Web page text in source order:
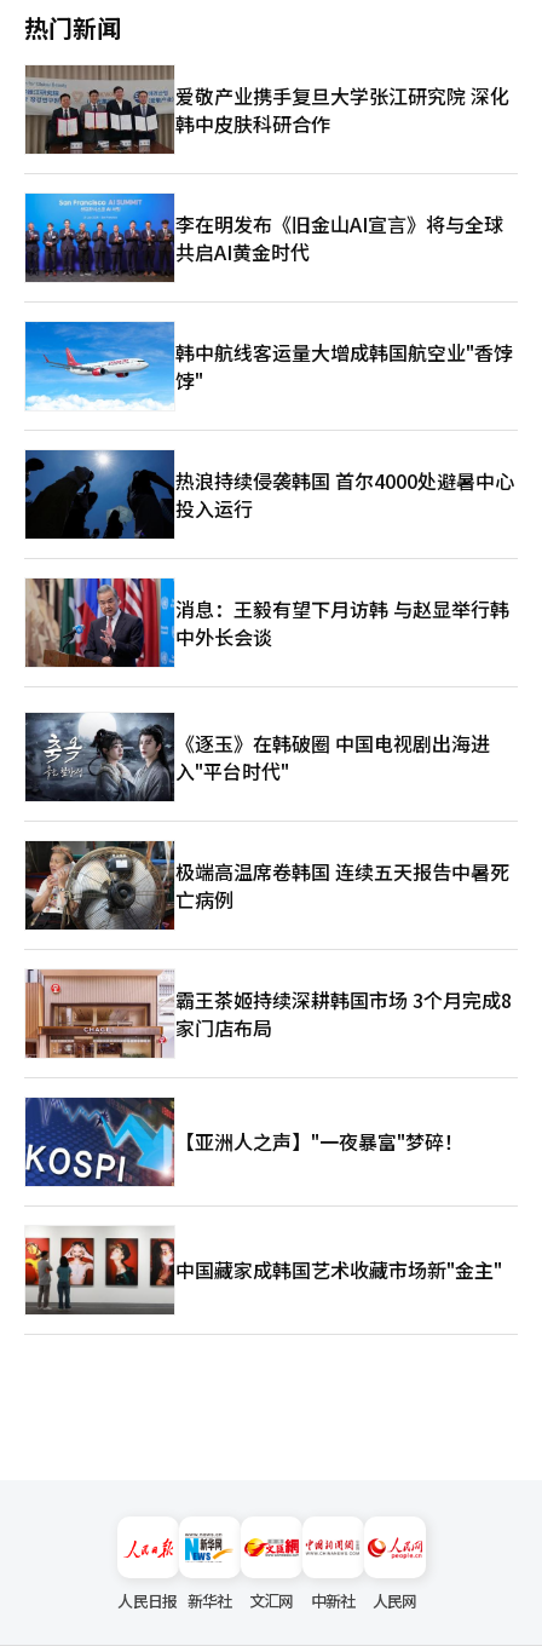
数据中心及尖端产业投资，叠加韩国政府计划于8月启动第三轮
划在蔚山投资16万亿韩元（约合人民币712亿元），建设全固态电
池及ESS用磷酸铁锂（LFP）和钠离子电池量产基地；SK On则计
划将瑞山工厂约一半产能转为ESS用途，并向全罗南道地区项目供
应ESS用LFP软包电池。 业界认为，随着下半年电池企业开工率逐
产业有望进入复苏周期。不过，新产线爬坡成本、售价传导滞后及
折旧费用等压力仍将持续，行业盈利能力的全面改善预计将在明年
进一步显现。
制造业空心化和社会两极化等问题。在人工智能与半导体的竞争
链将受到冲击。 中国同样面临挑战。房地产市场低迷、地方政府
债务、青年失业和内需不足等结构性问题困扰着中国。然而，中国
依然是全球最大的制造业国家，在稀土、电池、太阳能和电动车供
应链中保持着压倒性影响力。特别是在此次会谈中，中国试图向世
界展示其作为“与美国平等的文明国家”的形象。 天坛公园的重
要性正是体现在此。美国是一个仅有250多年历史的年轻帝国，而
中国自视为5000年文明的继承者。习近平主席邀请特朗普总统到
天坛，不仅是出于礼仪，更是传达“中国不是一个短暂存在的国
家，而是拥有悠久历史、哲学和秩序的文明”的强烈信息。 此次
会谈的核心议题主要有六个。 首先是关税与贸易问题。特朗普总
统考虑到美国农民和制造业工人的选票，强烈要求扩大对中国进口
的限制，同时增加对美国大豆、谷物和肉类的采购。中国在经济放
缓的背景下也需要美国市场的稳定。最终，两国在冲突中又彼此依
赖。 其次是半导体与人工智能问题。美国限制对高端人工智能半
导体和设备的出口，以遏制中国的技术崛起。然而，中国也在以华
明运行体系的争夺。 第三是稀土与供应链问题。最近，中国将稀
土出口控制作为战略卡片，因其在电动车、半导体和军工产业中占
据重要原料的主要份额。美国虽然在推动供应链多元化，但短期内
完全切断对中国的依赖仍然困难。 第四是台湾问题。此次会谈中
最敏感但又最小心处理的议题。习近平主席警告称，若处理不当，
可能加大两国冲突的风险。美国虽然无法轻易放弃台湾，但也难以
承受与中国的正面冲突。最终，台湾海峡可能成为未来全球经济最
大的地缘政治风险区之一。 第五是中东问题。随着伊朗与以色列
冲突的升级，美国需要中国的角色。因为中国与伊朗保持战略关
系。过去，中国曾调解沙特阿拉伯与伊朗的和解，此次也希望展示
而中国则希望扩大人民币的国际化。如果人民币在能源和贸易结算
中的比重增加，全球金融秩序可能会受到冲击。 然而，此次会谈
最重要的意义在于“在冲突中对话仍在继续”。美国与中国相互制
衡，但同时又难以在没有对方的情况下生存。没有美国的中国也艰
裂。 尤其是东北亚局势在此次会谈后可能进入新的阶段。中国将
努力最小化美国在台湾问题上的介入，而美国则会加强与日本和韩
国的安全合作。日本可能加快军力增强的步伐，朝鲜也会密切关注
美中关系的变化。 最终，东北亚很可能成为美中竞争的最前线。
过去冷战时期的美苏军事对抗，未来的新冷战可能是人工智能、半
导体、能源、海洋和供应链结合的复杂霸权竞争。 那么，韩国应
该关注什么呢？韩国应关注结构而非情感。美国是我们的核心安全
盟友，而中国是我们最大的贸易伙伴之一。我们无法仅依赖其中一
方。因此，韩国在美中之间不仅要简单地站队，而是要基于技术、
产业和外交能力，建立战略平衡。 特别是在半导体、人工智能、
塑中被视为实质性的战略国家。 天坛公园的雨水不仅是天气的象
征，也许是世界秩序进入新季节的信号。在那条雨路上，美国与中
国正在以不同文明的时间计算着同一个未来。 ※ 本文使用生成型
AI撰写，并经过编辑审核。 ※ 本报道经人工智能（AI）系统翻译
与编辑。
导体为中心的出口结构变化，日元贬值对韩国出口的直接影响已大
大减弱。 受到日元贬值冲击的汽车行业，如今在美国市场与日本
的竞争格局发生了变化。根据ITC贸易地图，2015年日本对美汽车
及零部件出口为453亿7995万美元，预计到2025年仅增至454亿
2120万美元，几乎没有增长。相比之下，韩国在同一时期的出口
从241亿2090万美元增加至377亿6918万美元，增长了56.6%。尽
管日元贬值使日本汽车的价格竞争力上升，但韩国汽车的产品竞争
力持续增强。 出口组合也发生了显著变化。韩国对美机械类出口
从2015年的122亿3007万美元增加至2025年的270亿3622万美
元，增长超过121.1%，成为对美出口的第二大品类，超过了电气
电子产品。电气设备及电子产品和零部件的出口也在同一时期增长
了73.5%，高附加值产品的出口基础不断扩大。 过去，日元贬值使
日本产品的价格竞争力迅速上升，但近期韩元也随之贬值，部分抵
元贬值对韩国出口的影响可能低于以往。 日元贬值还预计将减轻
国内企业对日本零部件和材料进口的负担。日本仍然是韩国制造业
所需的关键中间品供应国，包括电气设备、机械和精密仪器。去
年，韩国自日本进口的电气设备及零部件为113亿266万美元，机
械类为97亿698万美元，占整体进口品类的最大比例。日元贬值
后，以美元计价的日本零部件和设备采购成本降低，有助于减轻制
造业的负担。 然而，影响国内进口物价的原油和天然气等能源进
口主要依赖其他国家，因此仅靠日元贬值难以显著降低国内物价。
从消费角度来看，日元贬值可能加速韩国人前往日本旅游和购买日
本商品，尤其是在高汇率环境下，日元贬值在一定程度上减轻了海
外旅行的负担，前往日本的消费持续增加。 问题在于，这种日元
贬值可能不会在短期内结束。市场普遍认为，日元贬值短期内难以
缓解。尽管日本银行已加息，但美国中央银行的货币政策不确定性
加大，加之人工智能投资热潮导致美国资产偏好增强。此外，日本
的贸易逆差和能源进口成本上升也是日元贬值的因素。 专家们认
为，日元进一步贬值的可能性也在增加。根据《朝日新闻》，三菱
被抛售，即使政府和日本银行介入，其效果也有限。”东海东京智
能实验室首席策略师柴田秀树指出：“在162日元附近有一定规模
的美元卖出订单，但如果突破这一水平，止损订单将叠加，日元抛
售将进一步扩大，下一目标可能是165日元。”※ 本报道经人工智
能（AI）系统翻译与编辑。
热门新闻
爱敬产业携手复旦大学张江研究院 深化
韩中皮肤科研合作
李在明发布《旧金山AI宣言》将与全球
共启AI黄金时代
韩中航线客运量大增成韩国航空业"香饽
饽"
热浪持续侵袭韩国 首尔4000处避暑中心
投入运行
消息：王毅有望下月访韩 与赵显举行韩
中外长会谈
《逐玉》在韩破圈 中国电视剧出海进
入"平台时代"
极端高温席卷韩国 连续五天报告中暑死
亡病例
霸王茶姬持续深耕韩国市场 3个月完成8
家门店布局
【亚洲人之声】"一夜暴富"梦碎！
中国藏家成韩国艺术收藏市场新"金主"
人民日报 新华社 文汇网 中新社 人民网